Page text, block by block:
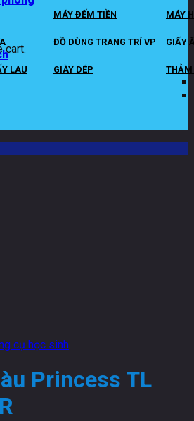
cart.
MÁY ĐẾM TIỀN MÁY
ĐỒ DÙNG TRANG TRÍ VP GIẤY
LAU GIÀY DÉP THẢM
cụ học sinh
Princess TL